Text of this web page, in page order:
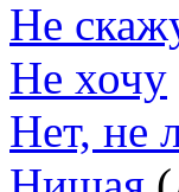
Не
Не хочу
Нет, не